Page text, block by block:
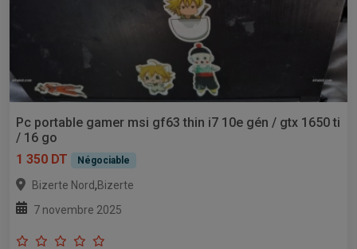
Pc portable gamer msi gf63 thin i7 10e gén / gtx 1650 ti
/ 16 go
1 350 DT
Négociable
Bizerte Nord,Bizerte
7 novembre 2025